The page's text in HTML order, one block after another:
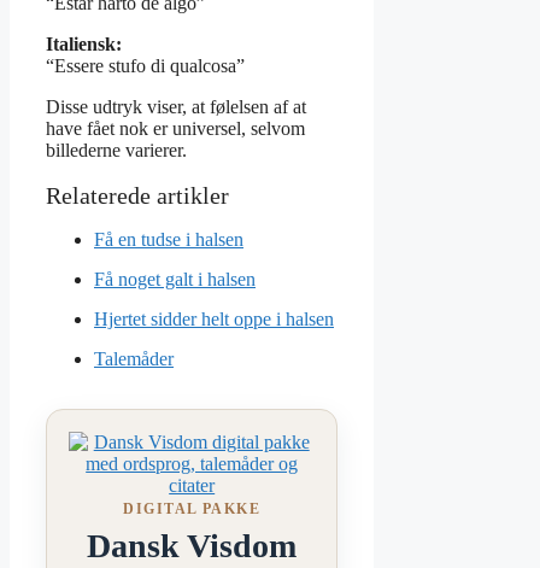
Italiensk:
“Essere stufo di qualcosa”
Disse udtryk viser, at følelsen af at
have fået nok er universel, selvom
billederne varierer.
Få en tudse i halsen
Få noget galt i halsen
Hjertet sidder helt oppe i halsen
Talemåder
DIGITAL PAKKE
Dansk Visdom